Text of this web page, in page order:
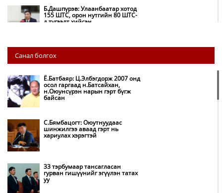
Б.Дашпүрэв: Улаанбаатар хотод
155 ШТС, орон нутгийн 80 ШТС-
д түгээлт хийсэн
НИТХ: Багануур ХК-ийг түшиглэн
нүүрс-пиролизийн үйлдвэр
байгуулж, ирэх оноос хагас кокс
Амаргүй цаг үеийг ирэх
НИТХ-ын төлөөлөгчид COP17
Монгол Улс “COP17”-д “Тал
Санал болгох
Ё.Батбаяр: Ц.Элбэгдорж 2007 онд
осол гаргаад н.Батсайхан,
н.Оюунсүрэн нарын гэрт бүгж
байсан
С.Бямбацогт: Оюутнуудаас
шинжилгээ аваад гэрт нь
хариулах хэрэгтэй
33 тэрбумаар тансагласан
гурван гишүүнийг эгүүлэн татах
уу